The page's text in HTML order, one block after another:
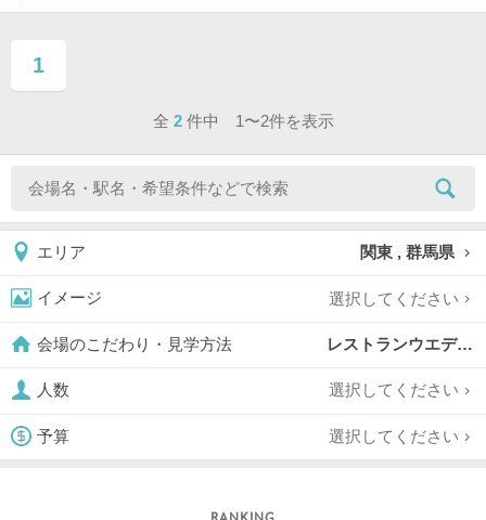
1
ページ目
全 2 件中 1〜2件を表示
エリア 関東 , 群馬県
イメージ 選択してください
会場のこだわり・見学方法 レストランウエディング,
人数 選択してください
予算 選択してください